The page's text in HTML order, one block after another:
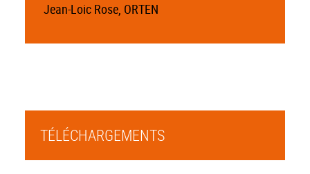
Jean-Loic Rose, ORTEN
TÉLÉCHARGEMENTS